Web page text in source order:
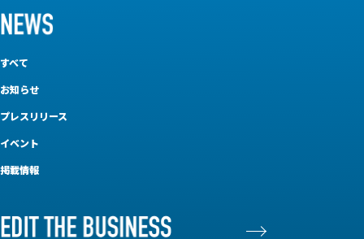
すべて
お知らせ
プレスリリース
イベント
掲載情報